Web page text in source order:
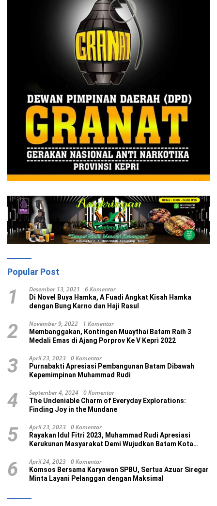
Popular Post
1 Desember 13, 2021 6 Komentar
Di Novel Buya Hamka, A Fuadi Angkat Kisah Hamka
dengan Bung Karno dan Haji Rasul
2 November 9, 2022 1 Komentar
Membanggakan, Kontingen Muaythai Batam Raih 3
Medali Emas di Ajang Porprov Ke V Kepri 2022
3 April 23, 2023 0 Komentar
Purnabakti Apresiasi Pembangunan Batam Dibawah
Kepemimpinan Muhammad Rudi
4 September 4, 2024 0 Komentar
The Undeniable Charm of Everyday Explorations:
Finding Joy in the Mundane
5 April 23, 2023 0 Komentar
Rayakan Idul Fitri 2023, Muhammad Rudi Apresiasi
Kerukunan Masyarakat Demi Wujudkan Batam Kota
6 April 24, 2023 0 Komentar
Komsos Bersama Karyawan SPBU, Sertua Azuar Siregar
Minta Layani Pelanggan dengan Maksimal